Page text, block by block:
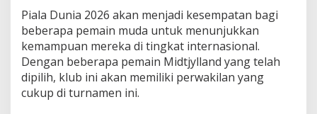
Piala Dunia 2026 akan menjadi kesempatan bagi
beberapa pemain muda untuk menunjukkan
kemampuan mereka di tingkat internasional.
Dengan beberapa pemain Midtjylland yang telah
dipilih, klub ini akan memiliki perwakilan yang
cukup di turnamen ini.